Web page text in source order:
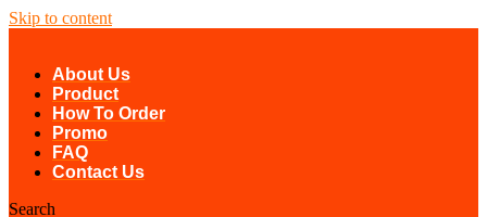
Skip to content
About Us
Product
How To Order
Promo
FAQ
Contact Us
Search